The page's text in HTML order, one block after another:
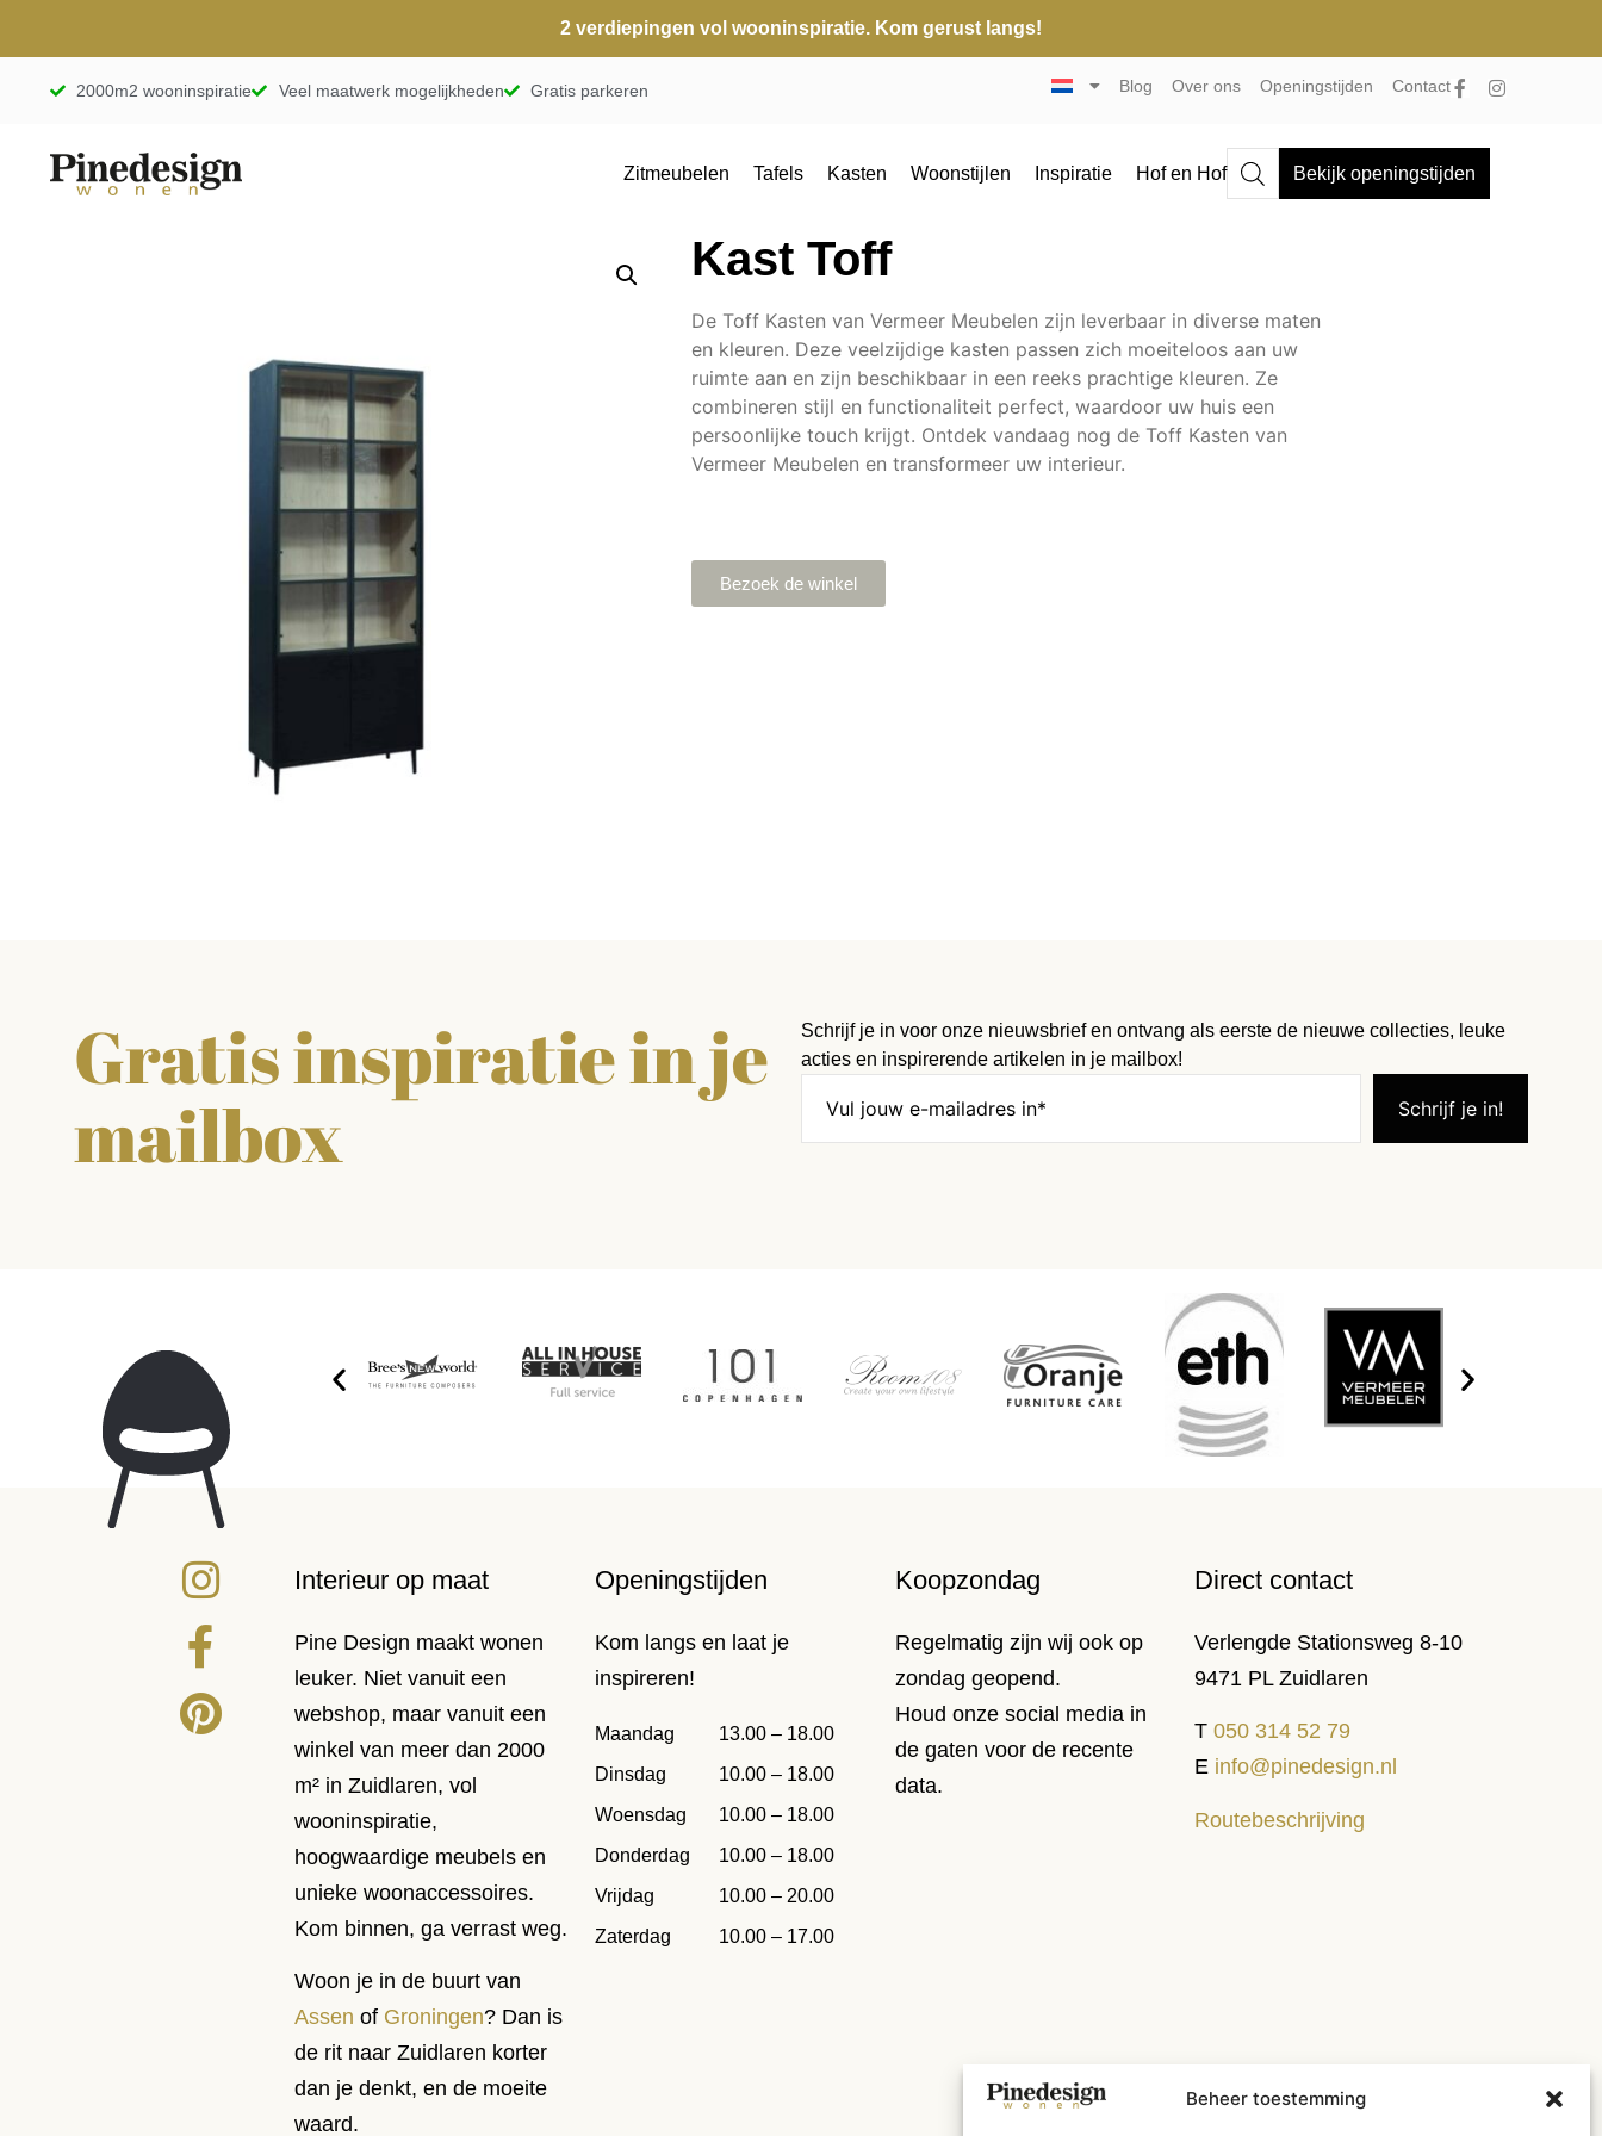
Beheer toestemming
2 verdiepingen vol wooninspiratie. Kom gerust langs!
2000m2 wooninspiratie Veel maatwerk mogelijkheden Gratis parkeren Blog Over ons Openingstijden Contact
Zitmeubelen Tafels Kasten Woonstijlen Inspiratie Hof en Hof Bekijk openingstijden
Kast Toff
De Toff Kasten van Vermeer Meubelen zijn leverbaar in diverse maten
en kleuren. Deze veelzijdige kasten passen zich moeiteloos aan uw
ruimte aan en zijn beschikbaar in een reeks prachtige kleuren. Ze
combineren stijl en functionaliteit perfect, waardoor uw huis een
persoonlijke touch krijgt. Ontdek vandaag nog de Toff Kasten van
Vermeer Meubelen en transformeer uw interieur.
Bezoek de winkel
Gratis inspiratie in je
mailbox
Schrijf je in voor onze nieuwsbrief en ontvang als eerste de nieuwe collecties, leuke
acties en inspirerende artikelen in je mailbox!
Interieur op maat
Pine Design maakt wonen
leuker. Niet vanuit een
webshop, maar vanuit een
winkel van meer dan 2000
m² in Zuidlaren, vol
wooninspiratie,
hoogwaardige meubels en
unieke woonaccessoires.
Kom binnen, ga verrast weg.
Woon je in de buurt van
Assen of Groningen? Dan is
de rit naar Zuidlaren korter
dan je denkt, en de moeite
waard.
Openingstijden
Kom langs en laat je
inspireren!
Maandag
13.00 – 18.00
Dinsdag
10.00 – 18.00
Woensdag
10.00 – 18.00
Donderdag
10.00 – 18.00
Vrijdag
10.00 – 20.00
Zaterdag
10.00 – 17.00
Koopzondag
Regelmatig zijn wij ook op
zondag geopend.
Houd onze social media in
de gaten voor de recente
data.
Direct contact
Verlengde Stationsweg 8-10
9471 PL Zuidlaren
T050 314 52 79
E info@pinedesign.nl
Routebeschrijving